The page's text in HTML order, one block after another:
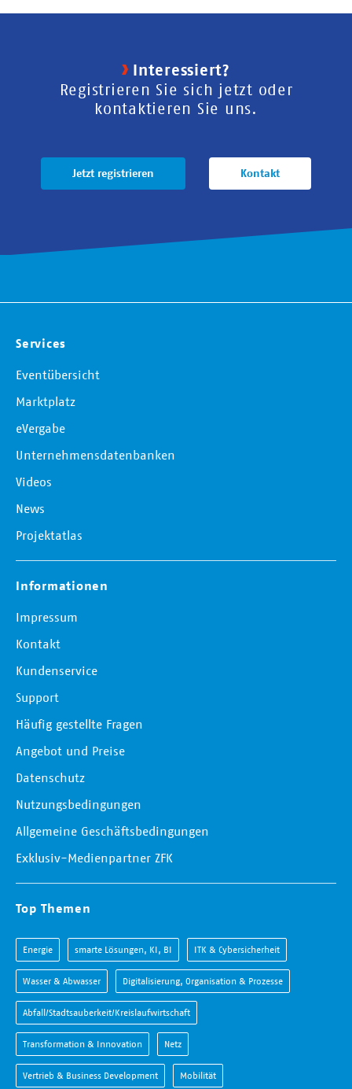
Interessiert?
Registrieren Sie sich jetzt oder
kontaktieren Sie uns.
Jetzt registrieren Kontakt
Services
Eventübersicht
Marktplatz
eVergabe
Unternehmensdatenbanken
Videos
News
Projektatlas
Informationen
Impressum
Kontakt
Kundenservice
Support
Häufig gestellte Fragen
Angebot und Preise
Datenschutz
Nutzungsbedingungen
Allgemeine Geschäftsbedingungen
Exklusiv-Medienpartner ZFK
Top Themen
Energie smarte Lösungen, KI, BI ITK & Cybersicherheit
Wasser & Abwasser Digitalisierung, Organisation & Prozesse
Abfall/Stadtsauberkeit/Kreislaufwirtschaft
Transformation & Innovation Netz
Vertrieb & Business Development Mobilität